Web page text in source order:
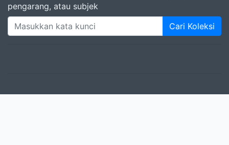
pengarang, atau subjek
Cari Koleksi